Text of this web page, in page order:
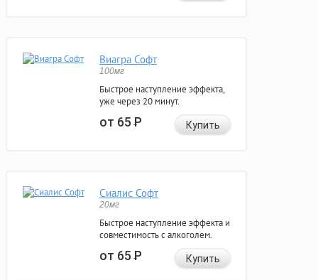
Виагра Софт
100мг
Быстрое наступление эффекта,
уже через 20 минут.
от 65Р Купить
Сиалис Софт
20мг
Быстрое наступление эффекта и
совместимость с алкоголем.
от 65Р Купить